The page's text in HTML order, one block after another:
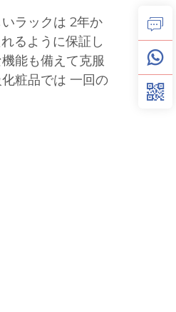
ラックは 2年か
るように保証し
能も備えて克服
粧品では 一回の